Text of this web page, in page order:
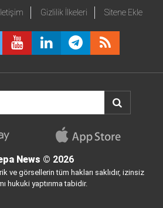
İletişim Gizlilik İlkeleri Sitene Ekle
News © 2026
ve görsellerin tüm hakları saklıdır, izinsiz
hukuki yaptırıma tabidir.